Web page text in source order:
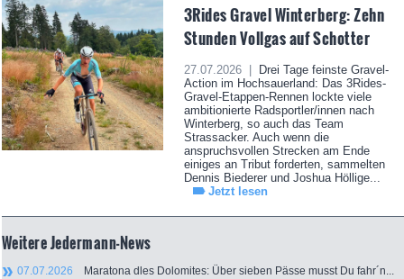
3Rides Gravel Winterberg: Zehn
Stunden Vollgas auf Schotter
27.07.2026 |
Drei Tage feinste Gravel-
Action im Hochsauerland: Das 3Rides-
Gravel-Etappen-Rennen lockte viele
ambitionierte Radsportler/innen nach
Winterberg, so auch das Team
Strassacker. Auch wenn die
anspruchsvollen Strecken am Ende
einiges an Tribut forderten, sammelten
Dennis Biederer und Joshua Höllige...
Jetzt lesen
Weitere Jedermann-News
07.07.2026 Maratona dles Dolomites: Über sieben Pässe musst Du fahr´n...